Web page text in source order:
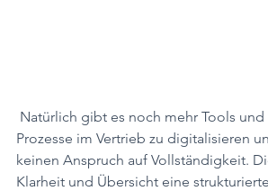
Prozesse im Vertrieb zu digitalisieren
keinen Anspruch auf Vollständigkeit.
Klarheit und Übersicht eine